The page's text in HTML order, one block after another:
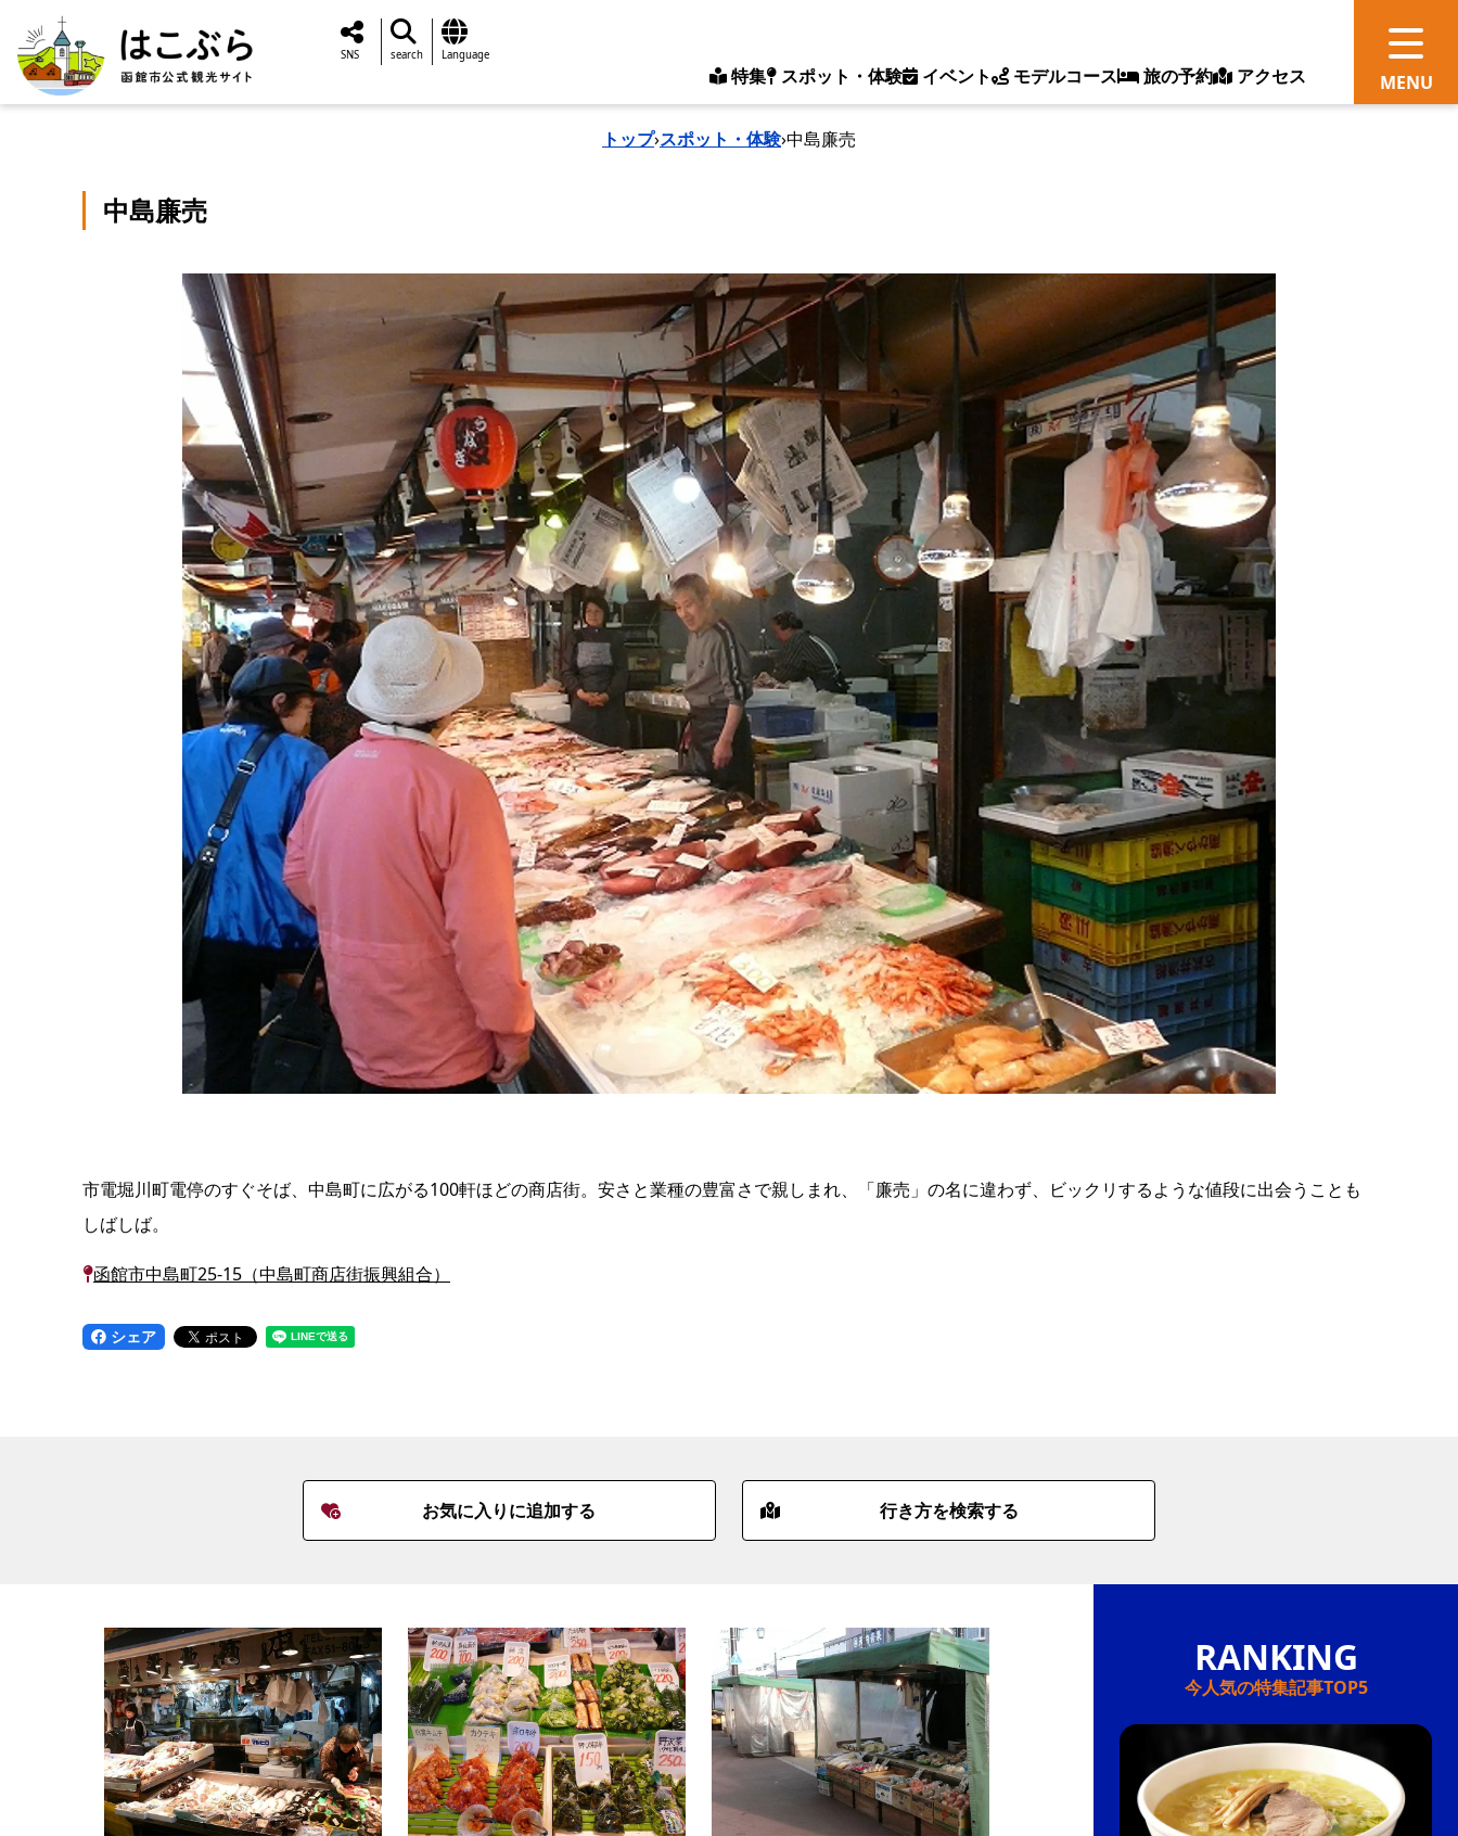
特集 スポット・体験 イベント モデルコース 旅の予約 アクセス
SNS search Language
トップ›スポット・体験›中島廉売
中島廉売
市電堀川町電停のすぐそば、中島町に広がる100軒ほどの商店街。安さと業種の豊富さで親しまれ、「廉売」の名に違わず、ビックリするような値段に出会うことも
しばしば。
函館市中島町25-15（中島町商店街振興組合）
シェア
お気に入りに追加する 行き方を検索する
今人気の特集記事TOP5